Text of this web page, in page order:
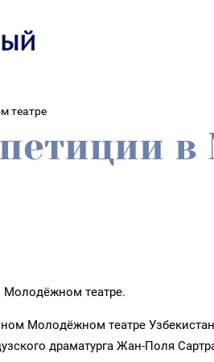
театре
Молодёжном театре.
Молодёжном театре
драматурга Жан-Поля